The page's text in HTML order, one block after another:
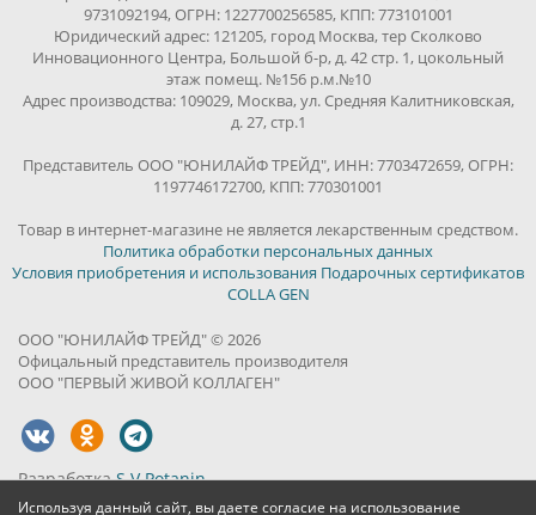
Используя данный сайт, вы даете согласие на использование
9731092194, ОГРН: 1227700256585, КПП: 773101001
Юридический адрес: 121205, город Москва, тер Сколково
Инновационного Центра, Большой б-р, д. 42 стр. 1, цокольный
этаж помещ. №156 р.м.№10
Адрес производства: 109029, Москва, ул. Средняя Калитниковская,
д. 27, стр.1
Представитель ООО "ЮНИЛАЙФ ТРЕЙД", ИНН: 7703472659, ОГРН:
1197746172700, КПП: 770301001
Товар в интернет-магазине не является лекарственным средством.
Политика обработки персональных данных
Условия приобретения и использования Подарочных сертификатов
COLLA GEN
ООО "ЮНИЛАЙФ ТРЕЙД" © 2026
Офицальный представитель производителя
ООО "ПЕРВЫЙ ЖИВОЙ КОЛЛАГЕН"
РазработкаS.V.Potanin